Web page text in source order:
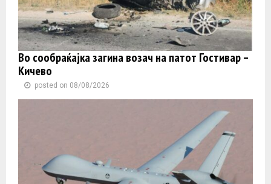
Во сообраќајка загина возач на патот Гостивар –
Кичево
posted on 08/08/2026